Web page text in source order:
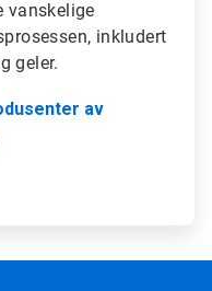
vanskelige
inkludert
geler.
av